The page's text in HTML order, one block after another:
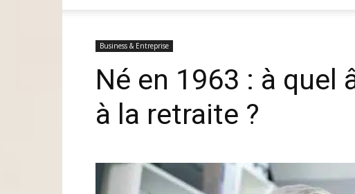
Business & Entreprise
Né en 1963 : à quel
à la retraite ?